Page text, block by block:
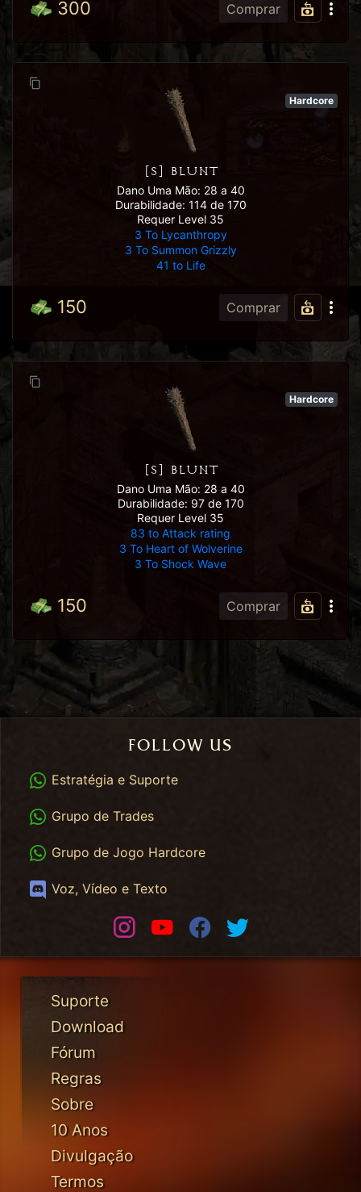
300 Comprar
Hardcore
[S] BLUNT
Dano Uma Mão: 28 a 40
Durabilidade: 114 de 170
Requer Level 35
3 To Lycanthropy
3 To Summon Grizzly
41 to Life
150 Comprar
Hardcore
[S] BLUNT
Dano Uma Mão: 28 a 40
Durabilidade: 97 de 170
Requer Level 35
83 to Attack rating
3 To Heart of Wolverine
3 To Shock Wave
150 Comprar
FOLLOW US
WhatsApp
Estratégia e Suporte
WhatsApp Trades
Grupo de Trades
WhatsApp HC
Grupo de Jogo Hardcore
Discord
Voz, Vídeo e Texto
InstagramYoutubeFacebook
Suporte
Download
Fórum
Regras
Sobre
10 Anos
Divulgação
Termos